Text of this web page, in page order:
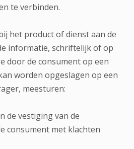
te verbinden.
het product of dienst aan de
informatie, schriftelijk of op
door de consument op een
worden opgeslagen op een
meesturen:
de vestiging van de
consument met klachten